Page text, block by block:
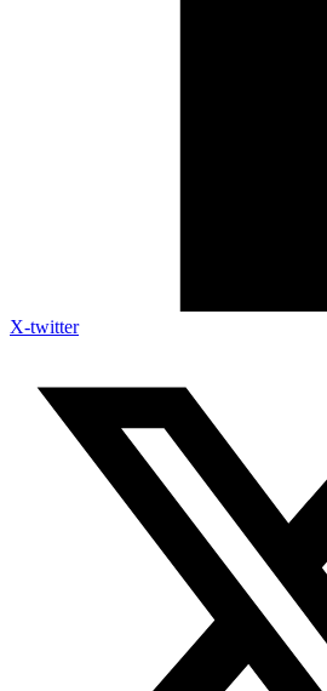
X-twitter